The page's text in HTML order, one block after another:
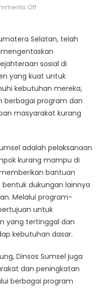
Offon
Sumsel
Pengentasan
Kemiskinan
dan
Peningkatan
Kesejahteraan
Sosial
Selatan, telah
sosial di
yang kuat untuk
kebutuhan mereka,
berbagai program dan
masyarakat kurang
adalah pelaksanaan
kurang mampu di
bantuan
dukungan lainnya
Melalui program-
untuk
yang tertinggal dan
kebutuhan dasar.
Dinsos Sumsel juga
dan peningkatan
berbagai program